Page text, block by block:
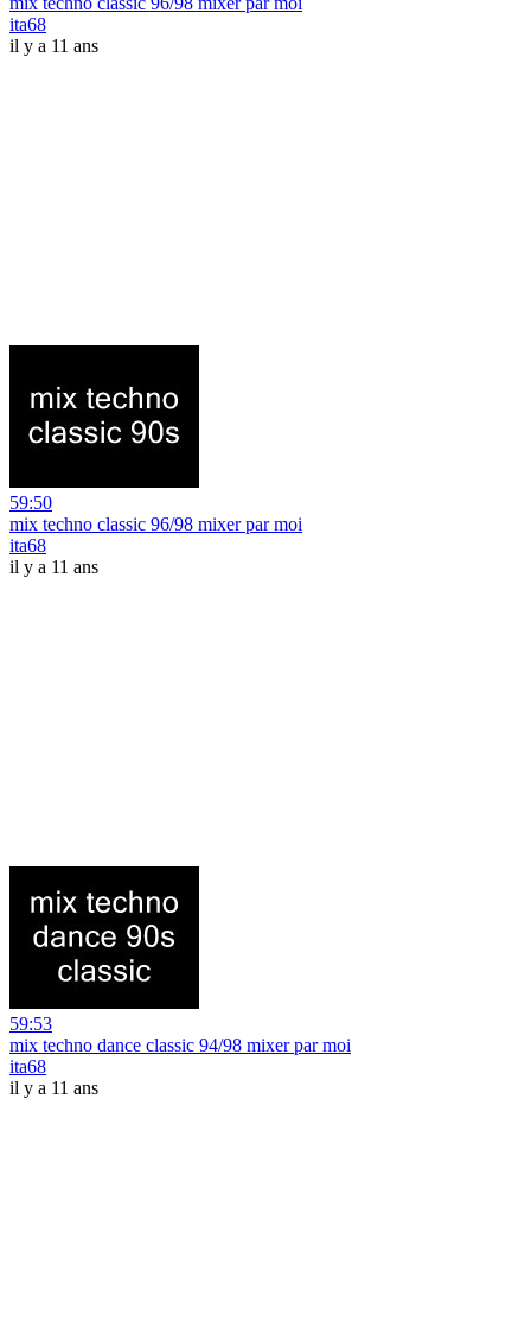
ita68
il y a 11 ans
59:50
mix techno classic 96/98 mixer par moi
ita68
il y a 11 ans
59:53
mix techno dance classic 94/98 mixer par moi
ita68
il y a 11 ans